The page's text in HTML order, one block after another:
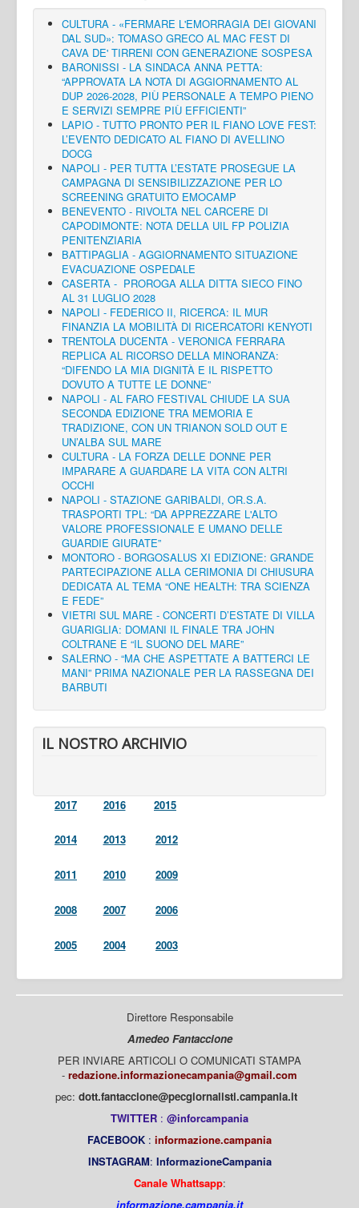
CULTURA - «FERMARE L'EMORRAGIA DEI GIOVANI
DAL SUD»: TOMASO GRECO AL MAC FEST DI
CAVA DE' TIRRENI CON GENERAZIONE SOSPESA
BARONISSI - LA SINDACA ANNA PETTA:
“APPROVATA LA NOTA DI AGGIORNAMENTO AL
DUP 2026-2028, PIÙ PERSONALE A TEMPO PIENO
E SERVIZI SEMPRE PIÙ EFFICIENTI”
LAPIO - TUTTO PRONTO PER IL FIANO LOVE FEST:
L’EVENTO DEDICATO AL FIANO DI AVELLINO
DOCG
NAPOLI - PER TUTTA L’ESTATE PROSEGUE LA
CAMPAGNA DI SENSIBILIZZAZIONE PER LO
SCREENING GRATUITO EMOCAMP
BENEVENTO - RIVOLTA NEL CARCERE DI
CAPODIMONTE: NOTA DELLA UIL FP POLIZIA
PENITENZIARIA
BATTIPAGLIA - AGGIORNAMENTO SITUAZIONE
EVACUAZIONE OSPEDALE
CASERTA - PROROGA ALLA DITTA SIECO FINO
AL 31 LUGLIO 2028
NAPOLI - FEDERICO II, RICERCA: IL MUR
FINANZIA LA MOBILITÀ DI RICERCATORI KENYOTI
TRENTOLA DUCENTA - VERONICA FERRARA
REPLICA AL RICORSO DELLA MINORANZA:
“DIFENDO LA MIA DIGNITÀ E IL RISPETTO
DOVUTO A TUTTE LE DONNE”
NAPOLI - AL FARO FESTIVAL CHIUDE LA SUA
SECONDA EDIZIONE TRA MEMORIA E
TRADIZIONE, CON UN TRIANON SOLD OUT E
UN’ALBA SUL MARE
CULTURA - LA FORZA DELLE DONNE PER
IMPARARE A GUARDARE LA VITA CON ALTRI
OCCHI
NAPOLI - STAZIONE GARIBALDI, OR.S.A.
TRASPORTI TPL: “DA APPREZZARE L'ALTO
VALORE PROFESSIONALE E UMANO DELLE
GUARDIE GIURATE”
MONTORO - BORGOSALUS XI EDIZIONE: GRANDE
PARTECIPAZIONE ALLA CERIMONIA DI CHIUSURA
DEDICATA AL TEMA “ONE HEALTH: TRA SCIENZA
E FEDE”
VIETRI SUL MARE - CONCERTI D’ESTATE DI VILLA
GUARIGLIA: DOMANI IL FINALE TRA JOHN
COLTRANE E “IL SUONO DEL MARE”
SALERNO - “MA CHE ASPETTATE A BATTERCI LE
MANI” PRIMA NAZIONALE PER LA RASSEGNA DEI
BARBUTI
IL NOSTRO ARCHIVIO
2017 2016 2015
2014 2013 2012
2011 2010 2009
2008 2007 2006
2005 2004 2003
Direttore Responsabile
Amedeo Fantaccione
PER INVIARE ARTICOLI O COMUNICATI STAMPA
- redazione.informazionecampania@gmail.com
pec: dott.fantaccione@pecgiornalisti.campania.it
TWITTER : @inforcampania
FACEBOOK : informazione.campania
INSTAGRAM: InformazioneCampania
Canale Whattsapp:
informazione.campania.it